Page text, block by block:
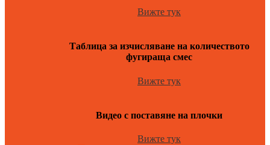
Вижте тук
Таблица за изчисляване на количеството
фугираща смес
Вижте тук
Видео с поставяне на плочки
Вижте тук